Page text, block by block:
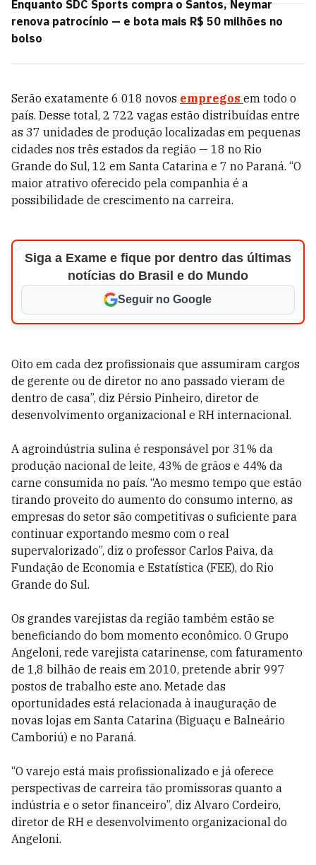
Enquanto SDC Sports compra o Santos, Neymar
renova patrocínio — e bota mais R$ 50 milhões no
bolso
Serão exatamente 6 018 novos empregos em todo o
país. Desse total, 2 722 vagas estão distribuídas entre
as 37 unidades de produção localizadas em pequenas
cidades nos três estados da região — 18 no Rio
Grande do Sul, 12 em Santa Catarina e 7 no Paraná. “O
maior atrativo oferecido pela companhia é a
possibilidade de crescimento na carreira.
Siga a Exame e fique por dentro das últimas
notícias do Brasil e do Mundo
Seguir no Google
Oito em cada dez profissionais que assumiram cargos
de gerente ou de diretor no ano passado vieram de
dentro de casa”, diz Pérsio Pinheiro, diretor de
desenvolvimento organizacional e RH internacional.
A agroindústria sulina é responsável por 31% da
produção nacional de leite, 43% de grãos e 44% da
carne consumida no país. “Ao mesmo tempo que estão
tirando proveito do aumento do consumo interno, as
empresas do setor são competitivas o suficiente para
continuar exportando mesmo com o real
supervalorizado”, diz o professor Carlos Paiva, da
Fundação de Economia e Estatística (FEE), do Rio
Grande do Sul.
Os grandes varejistas da região também estão se
beneficiando do bom momento econômico. O Grupo
Angeloni, rede varejista catarinense, com faturamento
de 1,8 bilhão de reais em 2010, pretende abrir 997
postos de trabalho este ano. Metade das
oportunidades está relacionada à inauguração de
novas lojas em Santa Catarina (Biguaçu e Balneário
Camboriú) e no Paraná.
“O varejo está mais profissionalizado e já oferece
perspectivas de carreira tão promissoras quanto a
indústria e o setor financeiro”, diz Alvaro Cordeiro,
diretor de RH e desenvolvimento organizacional do
Angeloni.